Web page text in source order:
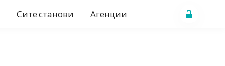
Сите станови Агенции